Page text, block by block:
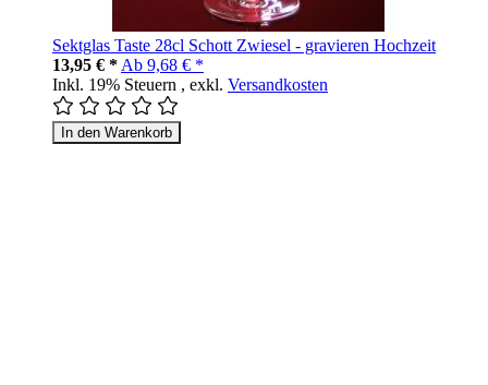
Sektglas Taste 28cl Schott Zwiesel - gravieren Hochzeit
13,95 € * Ab 9,68 € *
Inkl. 19% Steuern , exkl. Versandkosten
In den Warenkorb